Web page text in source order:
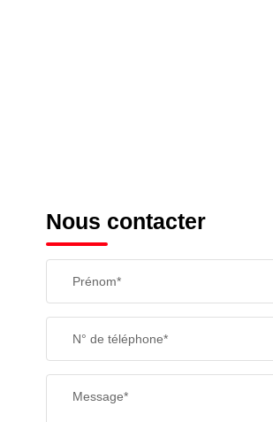
Nous contacter
Prénom*
N° de téléphone*
Message*